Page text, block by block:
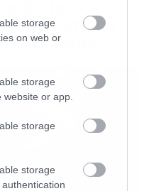
storage
on web or
storage
or app.
storage
storage
cut που
τρόμο